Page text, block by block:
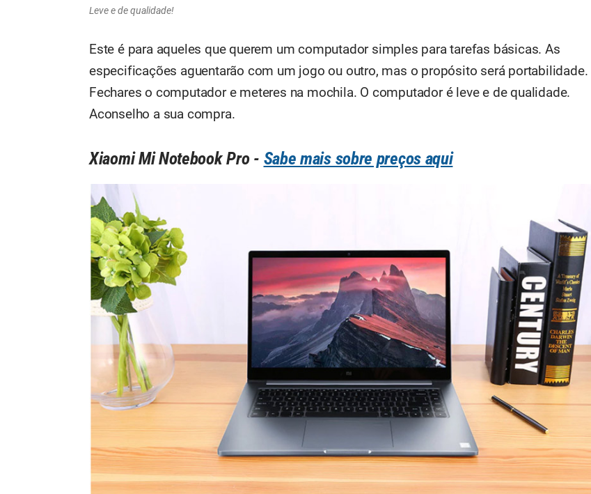
Leve e de qualidade!
Este é para aqueles que querem um computador simples para tarefas básicas. As
especificações aguentarão com um jogo ou outro, mas o propósito será portabilidade.
Fechares o computador e meteres na mochila. O computador é leve e de qualidade.
Aconselho a sua compra.
Xiaomi Mi Notebook Pro - Sabe mais sobre preços aqui